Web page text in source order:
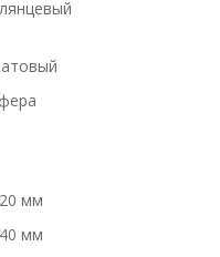
мм
мм